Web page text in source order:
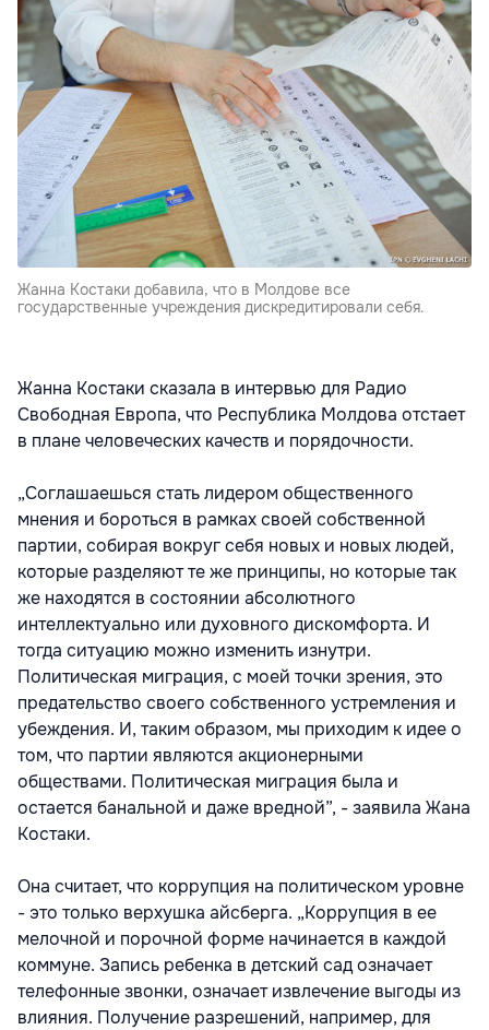
Жанна Костаки добавила, что в Молдове все
государственные учреждения дискредитировали себя.
Жанна Костаки сказала в интервью для Радио
Свободная Европа, что Республика Молдова отстает
в плане человеческих качеств и порядочности.
„Соглашаешься стать лидером общественного
мнения и бороться в рамках своей собственной
партии, собирая вокруг себя новых и новых людей,
которые разделяют те же принципы, но которые так
же находятся в состоянии абсолютного
интеллектуально или духовного дискомфорта. И
тогда ситуацию можно изменить изнутри.
Политическая миграция, с моей точки зрения, это
предательство своего собственного устремления и
убеждения. И, таким образом, мы приходим к идее о
том, что партии являются акционерными
обществами. Политическая миграция была и
остается банальной и даже вредной”, - заявила Жана
Костаки.
Она считает, что коррупция на политическом уровне
- это только верхушка айсберга. „Коррупция в ее
мелочной и порочной форме начинается в каждой
коммуне. Запись ребенка в детский сад означает
телефонные звонки, означает извлечение выгоды из
влияния. Получение разрешений, например, для